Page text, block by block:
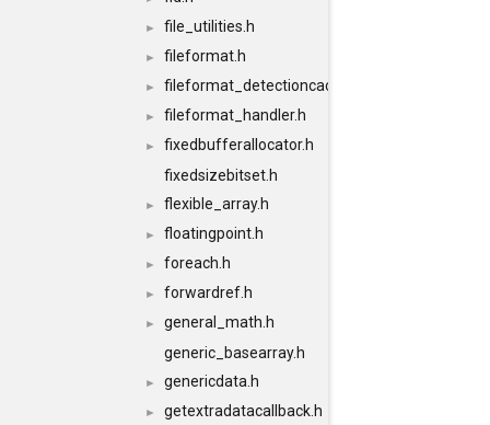
► file_utilities.h
► fileformat.h
► fileformat_detectioncache.h
► fileformat_handler.h
►
fixedbufferallocator.h
fixedsizebitset.h
► flexible_array.h
► floatingpoint.h
► foreach.h
► forwardref.h
►
general_math.h
generic_basearray.h
► genericdata.h
► getextradatacallback.h